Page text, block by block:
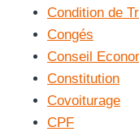
Condition de
Congés
Conseil
Constitution
Covoiturage
CPF